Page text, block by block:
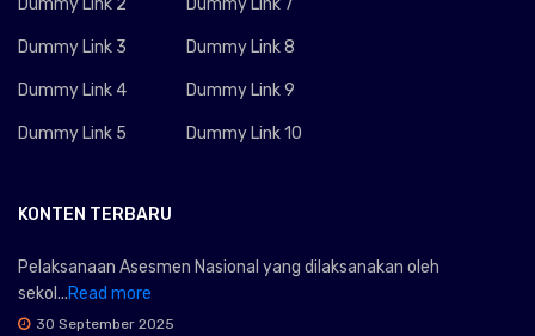
Dummy Link 3
Dummy Link 4
Dummy Link 5
Dummy Link 8
Dummy Link 9
Dummy Link 10
KONTEN TERBARU
Pelaksanaan Asesmen Nasional yang dilaksanakan oleh
sekol...Read more
30 September 2025